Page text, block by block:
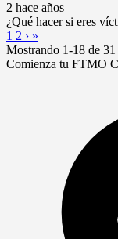
2 hace años
¿Qué hacer si eres
1 2 › »
Mostrando 1-18 de 31
Comienza tu FTMO